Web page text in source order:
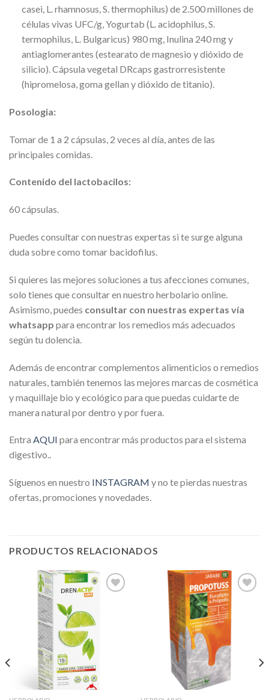
casei, L. rhamnosus, S. thermophilus) de 2.500 millones de
células vivas UFC/g, Yogurtab (L. acidophilus, S.
termophilus, L. Bulgaricus) 980 mg, Inulina 240 mg y
antiaglomerantes (estearato de magnesio y dióxido de
silicio). Cápsula vegetal DRcaps gastrorresistente
(hipromelosa, goma gellan y dióxido de titanio).
Posologia:
Tomar de 1 a 2 cápsulas, 2 veces al día, antes de las
principales comidas.
Contenido del lactobacilos:
60 cápsulas.
Puedes consultar con nuestras expertas si te surge alguna
duda sobre como tomar bacidofilus.
Si quieres las mejores soluciones a tus afecciones comunes,
solo tienes que consultar en nuestro herbolario online.
Asimismo, puedes consultar con nuestras expertas vía
whatsapp para encontrar los remedios más adecuados
según tu dolencia.
Además de encontrar complementos alimenticios o remedios
naturales, también tenemos las mejores marcas de cosmética
y maquillaje bio y ecológico para que puedas cuidarte de
manera natural por dentro y por fuera.
Entra AQUI para encontrar más productos para el sistema
digestivo..
Síguenos en nuestro INSTAGRAM y no te pierdas nuestras
ofertas, promociones y novedades.
PRODUCTOS RELACIONADOS
deseos